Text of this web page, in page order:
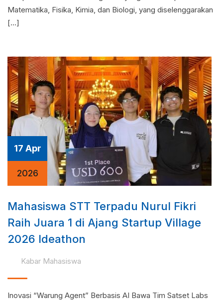
Matematika, Fisika, Kimia, dan Biologi, yang diselenggarakan
[…]
17 Apr
2026
Mahasiswa STT Terpadu Nurul Fikri
Raih Juara 1 di Ajang Startup Village
2026 Ideathon
Kabar Mahasiswa
Inovasi “Warung Agent” Berbasis AI Bawa Tim Satset Labs